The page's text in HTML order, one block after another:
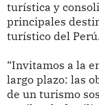
turística y
principales
turístico del Perú.
“Invitamos a la
largo plazo: las
de un turismo